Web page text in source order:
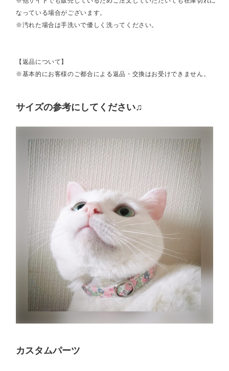
なっている場合がございます。
※汚れた場合は手洗いで優しく洗ってください。
【返品について】
※基本的にお客様のご都合による返品・交換はお受けできません。
サイズの参考にしてください♫
カスタムパーツ